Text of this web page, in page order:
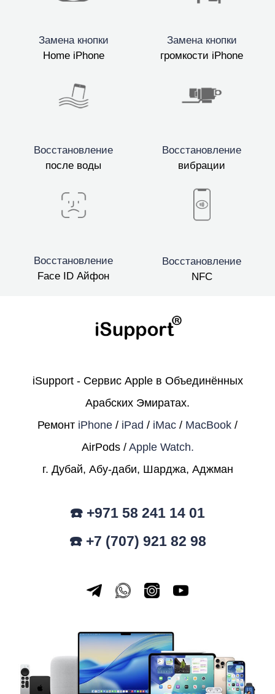
Замена кнопки
Home iPhone
Замена кнопки
громкости iPhone
Восстановление
после воды
Восстановление
вибрации
Восстановление
Face ID Айфон
Восстановление
NFC
iSupport - Сервис Apple в Объединённых
Арабских Эмиратах.
Ремонт iPhone / iPad / iMac / MacBook /
AirPods / Apple Watch.
г. Дубай, Абу-даби, Шарджа, Аджман
☎️ +971 58 241 14 01
☎️ +7 (707) 921 82 98